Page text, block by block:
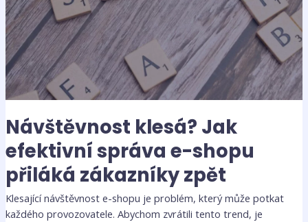
Návštěvnost klesá? Jak
efektivní správa e-shopu
přiláká zákazníky zpět
Klesající návštěvnost e-shopu je problém, který může potkat
každého provozovatele. Abychom zvrátili tento trend, je